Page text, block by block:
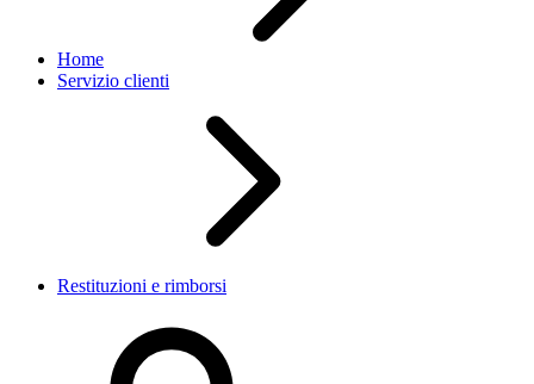
Home
Servizio clienti
Restituzioni e rimborsi